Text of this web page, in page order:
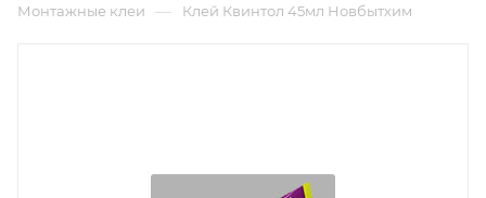
Монтажные клеи — Клей Квинтол 45мл Новбытхим